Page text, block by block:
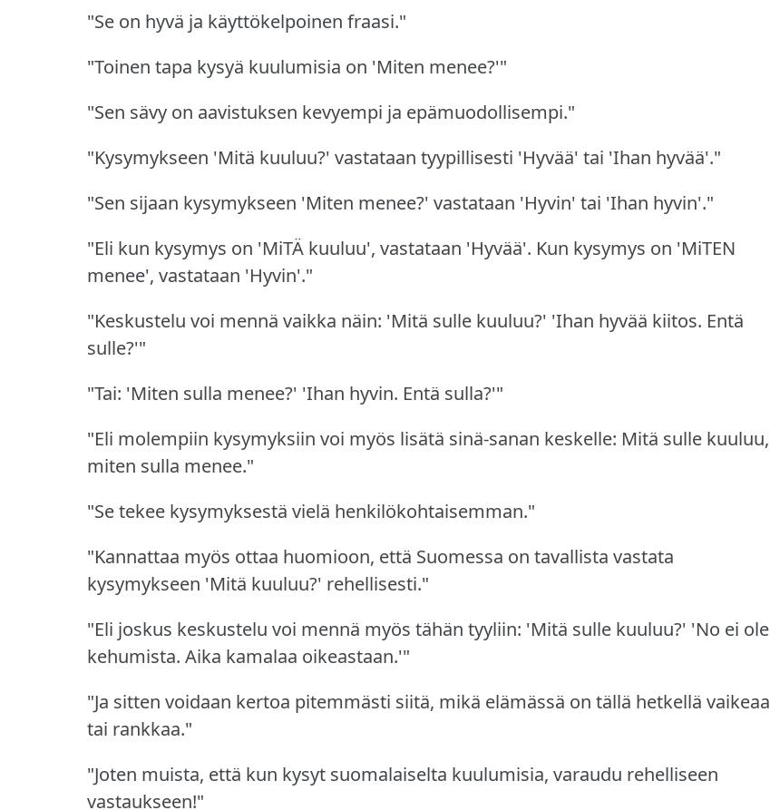
"Se on hyvä ja käyttökelpoinen fraasi."
"Toinen tapa kysyä kuulumisia on 'Miten menee?'"
"Sen sävy on aavistuksen kevyempi ja epämuodollisempi."
"Kysymykseen 'Mitä kuuluu?' vastataan tyypillisesti 'Hyvää' tai 'Ihan hyvää'."
"Sen sijaan kysymykseen 'Miten menee?' vastataan 'Hyvin' tai 'Ihan hyvin'."
"Eli kun kysymys on 'MiTÄ kuuluu', vastataan 'Hyvää'. Kun kysymys on 'MiTEN
menee', vastataan 'Hyvin'."
"Keskustelu voi mennä vaikka näin: 'Mitä sulle kuuluu?' 'Ihan hyvää kiitos. Entä
sulle?'"
"Tai: 'Miten sulla menee?' 'Ihan hyvin. Entä sulla?'"
"Eli molempiin kysymyksiin voi myös lisätä sinä-sanan keskelle: Mitä sulle kuuluu,
miten sulla menee."
"Se tekee kysymyksestä vielä henkilökohtaisemman."
"Kannattaa myös ottaa huomioon, että Suomessa on tavallista vastata
kysymykseen 'Mitä kuuluu?' rehellisesti."
"Eli joskus keskustelu voi mennä myös tähän tyyliin: 'Mitä sulle kuuluu?' 'No ei ole
kehumista. Aika kamalaa oikeastaan.'"
"Ja sitten voidaan kertoa pitemmästi siitä, mikä elämässä on tällä hetkellä vaikeaa
tai rankkaa."
"Joten muista, että kun kysyt suomalaiselta kuulumisia, varaudu rehelliseen
vastaukseen!"